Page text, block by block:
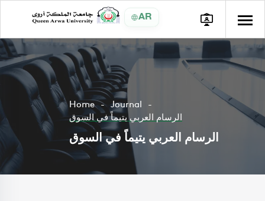
AR
Home
Journal
الرسام العربي يتيماً في السوق
الرسام العربي يتيماً في السوق